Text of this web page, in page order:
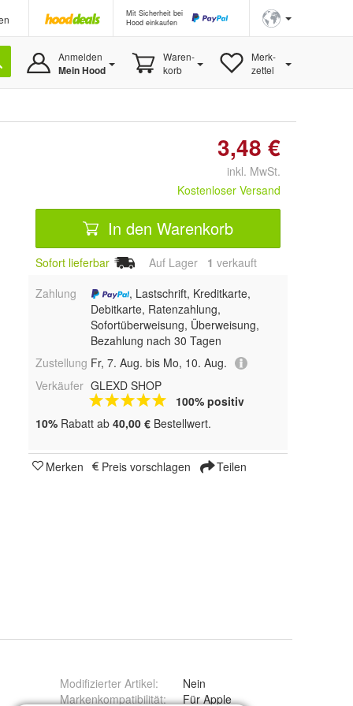
Mit Sicherheit bei
Hood einkaufen
Anmelden
Mein Hood
Waren-
korb
Merk-
zettel
3,48 €
inkl. MwSt.
Kostenloser Versand
In den Warenkorb
Sofort lieferbar Auf Lager 1 verkauft
Zahlung
, Lastschrift, Kreditkarte,
Debitkarte, Ratenzahlung,
Sofortüberweisung, Überweisung,
Bezahlung nach 30 Tagen
Zustellung Fr, 7. Aug. bis Mo, 10. Aug.
Verkäufer GLEXD SHOP
100% positiv
10% Rabatt ab 40,00 € Bestellwert.
Merken Preis vorschlagen Teilen
Modifizierter Artikel:
Nein
Markenkompatibilität: Für Apple